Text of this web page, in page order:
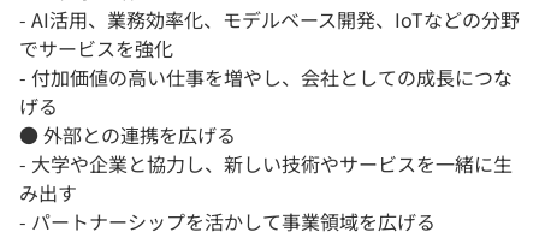
- AI活用、業務効率化、モデルベース開発、IoTなどの分野
でサービスを強化
- 付加価値の高い仕事を増やし、会社としての成長につな
げる
● 外部との連携を広げる
- 大学や企業と協力し、新しい技術やサービスを一緒に生
み出す
- パートナーシップを活かして事業領域を広げる